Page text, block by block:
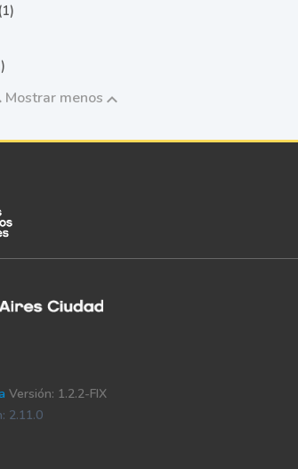
Mostrar menos
Versión: 1.2.2-FIX
2.11.0